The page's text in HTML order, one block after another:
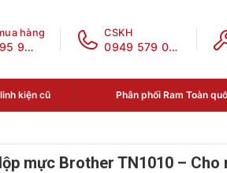
hàng
0888 195 969
CSKH
0949 579 078
kiện cũ Phân phối Ram Toàn
mực Brother TN1010 –